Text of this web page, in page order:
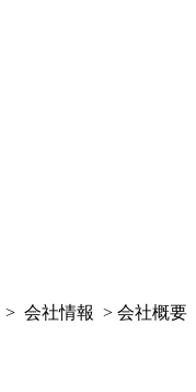
> 会社情報 > 会社概要